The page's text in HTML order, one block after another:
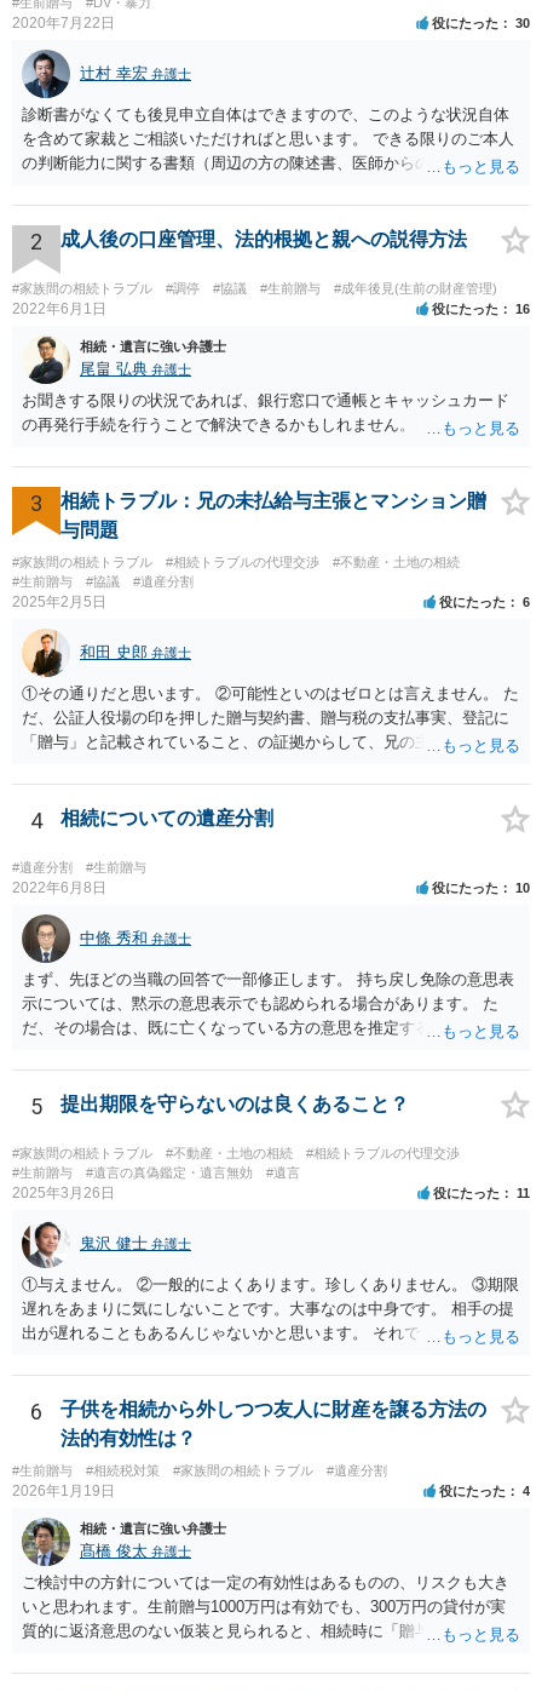
2020年7月22日 役にたった 30
辻村 幸宏 弁護士
診断書がなくても後見申立自体はできますので、このような状況自体
を含めて家裁とご相談いただければと思います。 できる限りのご本人
の判断能力に関する書類（周辺の方の陳述書、医師からの聴取書等）
をしていただければそこから先は進むのではないかと存じます。 ま
た、Aさんの意向を酌みすぎるあまりに後見申立ができない状況にして
いる施設の問題もありますので、当該地域の地域包括支援センターに
ご相談されるのもひとつの方法です。
2 成人後の口座管理、法的根拠と親への説得方法
#家族間の相続トラブル #調停 #協議 #生前贈与 #成年後見(生前の財産管理)
2022年6月1日 役にたった 16
相続・遺言に強い弁護士
尾畠 弘典 弁護士
お聞きする限りの状況であれば、銀行窓口で通帳とキャッシュカード
の再発行手続を行うことで解決できるかもしれません。
3
相続トラブル：兄の未払給与主張とマンション贈
与問題
#家族間の相続トラブル #相続トラブルの代理交渉
#不動産・土地の相続
#生前贈与
#協議 #遺産分割
2025年2月5日 役にたった 6
和田 史郎 弁護士
①その通りだと思います。 ②可能性といのはゼロとは言えません。 た
だ、公証人役場の印を押した贈与契約書、贈与税の支払事実、登記に
「贈与」と記載されていること、の証拠からして、兄の主張は通らな
わなければ、遺産分割調停を申し立てて進めるのがベターのような気
がしますね。
4 相続についての遺産分割
#遺産分割 #生前贈与
2022年6月8日 役にたった 10
中條 秀和 弁護士
まず、先ほどの当職の回答で一部修正します。 持ち戻し免除の意思表
示については、黙示の意思表示でも認められる場合があります。 た
だ、その場合は、既に亡くなっている方の意思を推定することになり
持ち戻し免除の意思表示は書面で明確にしておいていただくべきとい
う結論は変わりません。 誤解を与えるような回答でした。失礼しまし
た。 文言については、「〇〇に対する生前贈与による特別受益の持ち
戻しをすべて免除する」というのがオーソドックスなものですが、ご
心配ならば、弁護士のところに行って、特別受益となりそうな贈与に
ついて説明した上で、適切な文言についてご相談してみてはいかがで
しょうか。
5 提出期限を守らないのは良くあること？
#家族間の相続トラブル #不動産・土地の相続
#相続トラブルの代理交渉
#生前贈与
#遺言の真偽鑑定・遺言無効 #遺言
2025年3月26日 役にたった 11
鬼沢 健士 弁護士
①与えません。 ②一般的によくあります。珍しくありません。 ③期限
遅れをあまりに気にしないことです。大事なのは中身です。 相手の提
出が遅れることもあるんじゃないかと思います。 それでもあなた有利
6
子供を相続から外しつつ友人に財産を譲る方法の
法的有効性は？
#生前贈与 #相続税対策 #家族間の相続トラブル #遺産分割
2026年1月19日 役にたった 4
相続・遺言に強い弁護士
髙橋 俊太 弁護士
ご検討中の方針については一定の有効性はあるものの、リスクも大き
いと思われます。生前贈与1000万円は有効でも、300万円の貸付が実
質的に返済意思のない仮装と見られると、相続時に「贈与」と評価さ
法として考えられるものとしては、 ①信託（家族信託・目的信託） 財